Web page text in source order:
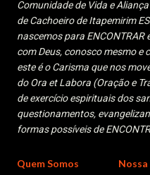
Comunidade de Vida e
de Cachoeiro de Itapemirim
nascemos para ENCONTRAR
com Deus, conosco mesmo e
este é o Carisma que nos
do Ora et Labora (Oração e
de exercício espirituais dos
questionamentos,
formas possíveis de
Quem Somos